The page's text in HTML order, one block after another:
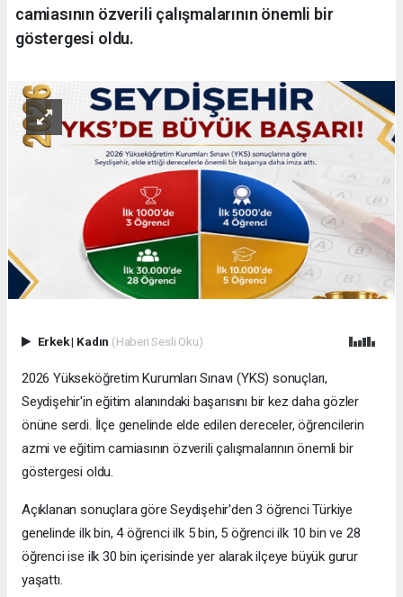
camiasının özverili çalışmalarının önemli bir
göstergesi oldu.
Erkek| Kadın (Haberi Sesli Oku)
2026 Yükseköğretim Kurumları Sınavı (YKS) sonuçları,
Seydişehir'in eğitim alanındaki başarısını bir kez daha gözler
önüne serdi. İlçe genelinde elde edilen dereceler, öğrencilerin
azmi ve eğitim camiasının özverili çalışmalarının önemli bir
göstergesi oldu.
Açıklanan sonuçlara göre Seydişehir'den 3 öğrenci Türkiye
genelinde ilk bin, 4 öğrenci ilk 5 bin, 5 öğrenci ilk 10 bin ve 28
öğrenci ise ilk 30 bin içerisinde yer alarak ilçeye büyük gurur
yaşattı.